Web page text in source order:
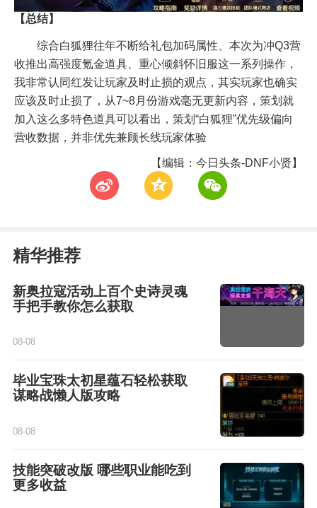
【总结】
综合白狐狸往年不断给礼包加码属性、本次为冲Q3营
收推出高强度氪金道具、重心倾斜怀旧服这一系列操作，
我非常认同红发让玩家及时止损的观点，其实玩家也确实
应该及时止损了，从7~8月份游戏毫无更新内容，策划就
加入这么多特色道具可以看出，策划“白狐狸”优先级偏向
营收数据，并非优先兼顾长线玩家体验
【编辑：今日头条-DNF小贤】
t z w
精华推荐
新奥拉寇活动上百个史诗灵魂
手把手教你怎么获取
08-08
毕业宝珠太初星蕴石轻松获取
谋略战懒人版攻略
08-08
技能突破改版 哪些职业能吃到
更多收益